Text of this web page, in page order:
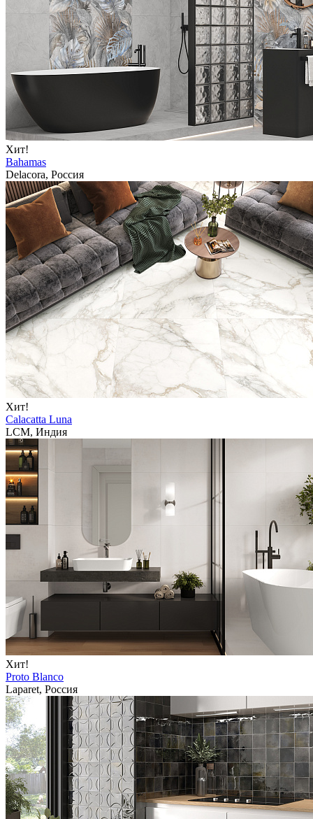
Хит!
Bahamas
Delacora, Россия
Хит!
Calacatta Luna
LCM, Индия
Хит!
Proto Blanco
Laparet, Россия